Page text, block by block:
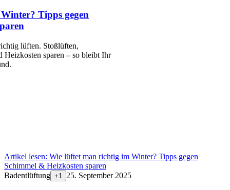
Tipps gegen
lüften. Stoßlüften,
sparen – so bleibt Ihr
Artikel lesen: Wie lüftet man richtig im Winter? Tipps gegen
Schimmel & Heizkosten sparen
Badentlüftung +1 25. September 2025